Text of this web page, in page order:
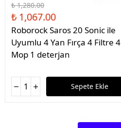
₺ 1,280.00
₺ 1,067.00
Roborock Saros 20 Sonic ile
Uyumlu 4 Yan Fırça 4 Filtre 4
Mop 1 deterjan
Sepete Ekle